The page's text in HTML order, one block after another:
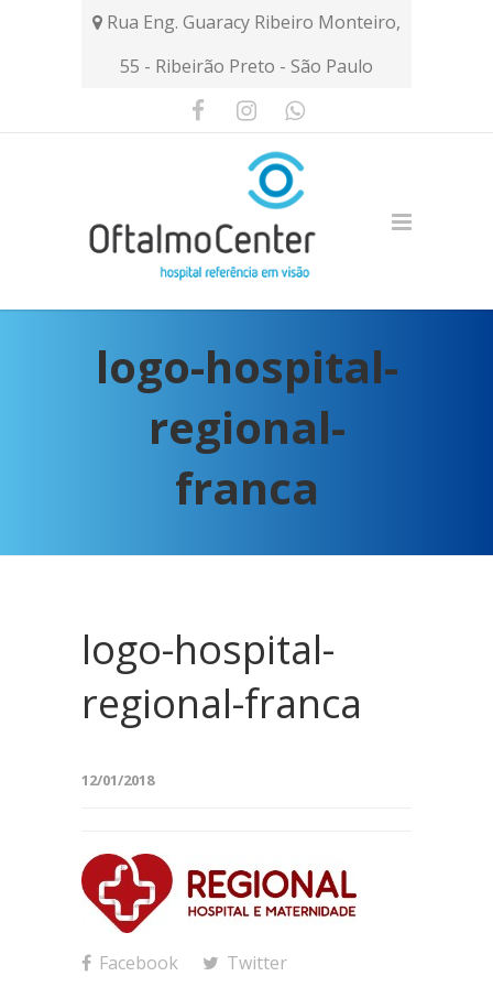
Rua Eng. Guaracy Ribeiro Monteiro,
55 - Ribeirão Preto - São Paulo
logo-hospital-
regional-
franca
logo-hospital-
regional-franca
12/01/2018
Facebook Twitter